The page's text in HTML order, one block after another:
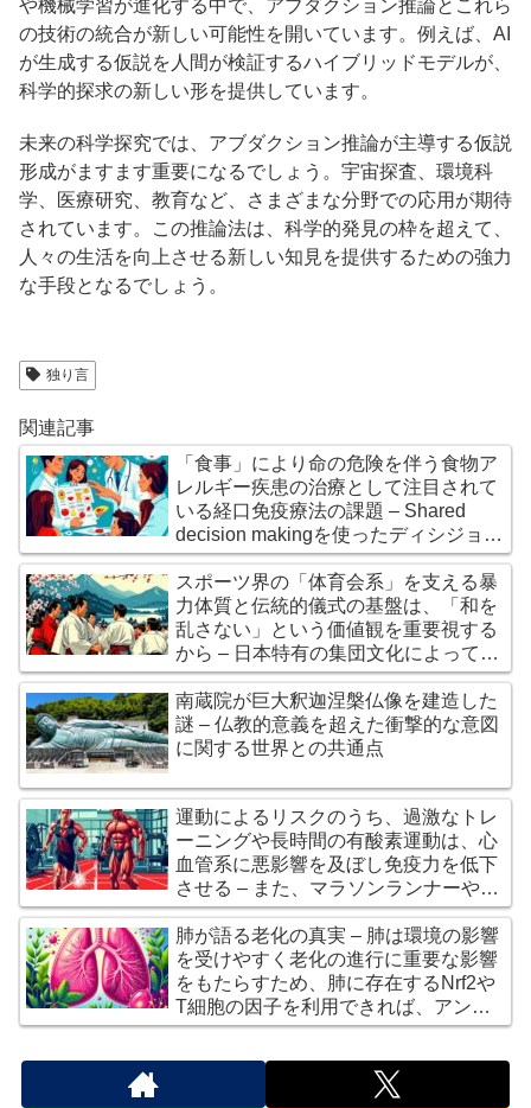
や機械学習が進化する中で、アブダクション推論とこれら
の技術の統合が新しい可能性を開いています。例えば、AI
が生成する仮説を人間が検証するハイブリッドモデルが、
科学的探求の新しい形を提供しています。
未来の科学探究では、アブダクション推論が主導する仮説
形成がますます重要になるでしょう。宇宙探査、環境科
学、医療研究、教育など、さまざまな分野での応用が期待
されています。この推論法は、科学的発見の枠を超えて、
人々の生活を向上させる新しい知見を提供するための強力
な手段となるでしょう。
独り言
関連記事
「食事」により命の危険を伴う食物ア
レルギー疾患の治療として注目されて
いる経口免疫療法の課題 – Shared
decision makingを使ったディシジョン
エイドによって、治療の負担を熟慮・
納得した上で行う必要が求められてい
る
スポーツ界の「体育会系」を支える暴
力体質と伝統的儀式の基盤は、「和を
乱さない」という価値観を重要視する
から – 日本特有の集団文化によって組
織の透明性や倫理性を損なう
南蔵院が巨大釈迦涅槃仏像を建造した
謎 – 仏教的意義を超えた衝撃的な意図
に関する世界との共通点
運動によるリスクのうち、過激なトレ
ーニングや長時間の有酸素運動は、心
血管系に悪影響を及ぼし免疫力を低下
させる – また、マラソンランナーやボ
ディビルダーにも特有の健康リスクが
存在するかも
肺が語る老化の真実 – 肺は環境の影響
を受けやすく老化の進行に重要な影響
をもたらすため、肺に存在するNrf2や
T細胞の因子を利用できれば、アンチ
エイジングできるかも